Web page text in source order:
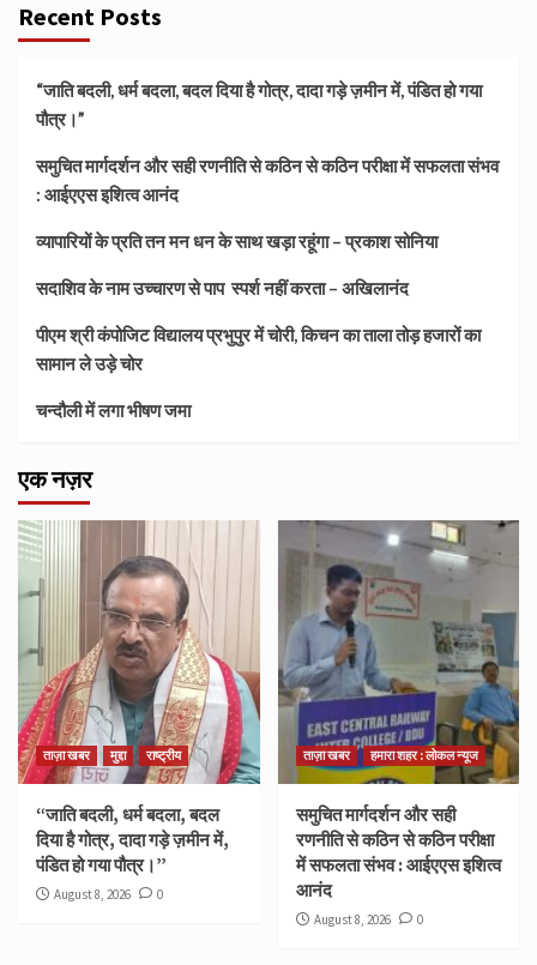
Recent Posts
“जाति बदली, धर्म बदला, बदल दिया है गोत्र, दादा गड़े ज़मीन में, पंडित हो गया
पौत्र।”
समुचित मार्गदर्शन और सही रणनीति से कठिन से कठिन परीक्षा में सफलता संभव
: आईएएस इशित्व आनंद
व्यापारियों के प्रति तन मन धन के साथ खड़ा रहूंगा – प्रकाश सोनिया
सदाशिव के नाम उच्चारण से पाप स्पर्श नहीं करता – अखिलानंद
पीएम श्री कंपोजिट विद्यालय प्रभुपुर में चोरी, किचन का ताला तोड़ हजारों का
सामान ले उड़े चोर
चन्दौली में लगा भीषण जमा
एक नज़र
ताज़ा खबर मुद्दा राष्ट्रीय
“जाति बदली, धर्म बदला, बदल
दिया है गोत्र, दादा गड़े ज़मीन में,
पंडित हो गया पौत्र।”
August 8, 2026 0
ताज़ा खबर हमारा शहर : लोकल न्यूज
समुचित मार्गदर्शन और सही
रणनीति से कठिन से कठिन परीक्षा
में सफलता संभव : आईएएस इशित्व
आनंद
August 8, 2026 0